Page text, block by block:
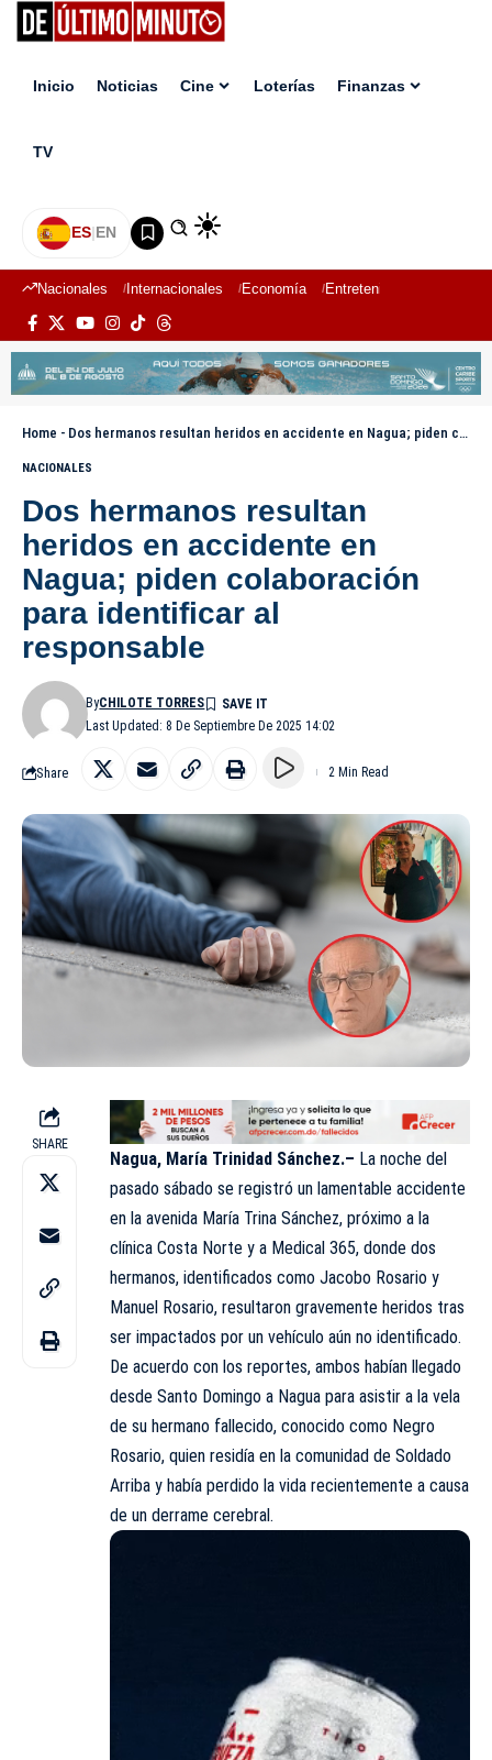
Inicio Noticias Cine Loterías Finanzas
TV
ES|EN
Nacionales Internacionales Economía Entretenimiento
Home - Dos hermanos resultan heridos en accidente en Nagua; piden colaboración para identificar al responsable
NACIONALES
Dos hermanos resultan
heridos en accidente en
Nagua; piden colaboración
para identificar al
responsable
Last Updated: 8 De Septiembre De 2025 14:02
ByCHILOTE TORRES
Share 2 Min Read
SHARE
Nagua, María Trinidad Sánchez.– La noche del
pasado sábado se registró un lamentable accidente
en la avenida María Trina Sánchez, próximo a la
clínica Costa Norte y a Medical 365, donde dos
hermanos, identificados como Jacobo Rosario y
Manuel Rosario, resultaron gravemente heridos tras
ser impactados por un vehículo aún no identificado.
De acuerdo con los reportes, ambos habían llegado
desde Santo Domingo a Nagua para asistir a la vela
de su hermano fallecido, conocido como Negro
Rosario, quien residía en la comunidad de Soldado
Arriba y había perdido la vida recientemente a causa
de un derrame cerebral.